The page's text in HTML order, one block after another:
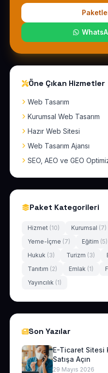
Öne Çıkan Hizmetler
Web Tasarım
Kurumsal Web Tasarım
Hazır Web Sitesi
Web Tasarım Ajansı
SEO, AEO ve GEO
Paket Kategorileri
Hizmet (10) Kurumsal (7)
Yeme-İçme (7) Eğitim (5)
Hukuk (3) Turizm (3)
Tanıtım (2) Emlak (1)
Yayıncılık (1)
Son Yazılar
E-Ticaret Sitesi
Satışa Açın
29 Mayıs 2026